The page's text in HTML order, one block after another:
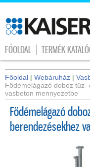
FŐOLDAL TERMÉK
Főoldal | Webáruház |
Födémelágazó doboz tűz-
vasbeton mennyezetbe
Födémelágazó
berendezésekhez